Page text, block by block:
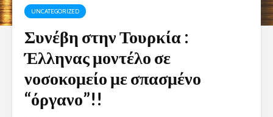
UNCATEGORIZED
Συνέβη στην Τουρκία :
Έλληνας μοντέλο σε
νοσοκομείο με σπασμένο
“όργανο”!!